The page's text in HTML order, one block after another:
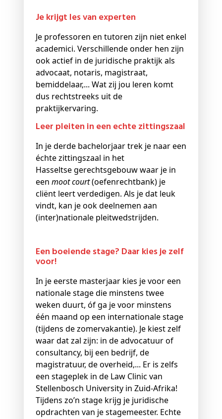
Je krijgt les van experten
Je professoren en tutoren zijn niet enkel
academici. Verschillende onder hen zijn
ook actief in de juridische praktijk als
advocaat, notaris, magistraat,
bemiddelaar,... Wat zij jou leren komt
dus rechtstreeks uit de
praktijkervaring.
Leer pleiten in een echte zittingszaal
In je derde bachelorjaar trek je naar een
échte zittingszaal in het
Hasseltse gerechtsgebouw waar je in
een moot court(oefenrechtbank) je
cliënt leert verdedigen. Als je dat leuk
vindt, kan je ook deelnemen aan
(inter)nationale pleitwedstrijden.
Een boeiende stage? Daar kies je zelf
voor!
In je eerste masterjaar kies je voor een
nationale stage die minstens twee
weken duurt, óf ga je voor minstens
één maand op een internationale stage
(tijdens de zomervakantie). Je kiest zelf
waar dat zal zijn: in de advocatuur of
consultancy, bij een bedrijf, de
magistratuur, de overheid,... Er is zelfs
een stageplek in de Law Clinic van
Stellenbosch University in Zuid-Afrika!
Tijdens zo’n stage krijg je juridische
opdrachten van je stagemeester. Echte